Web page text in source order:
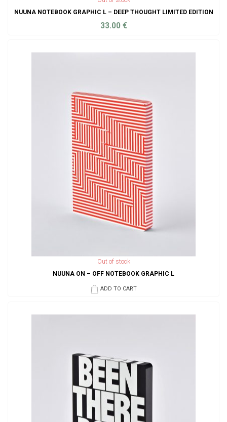
NUUNA NOTEBOOK GRAPHIC L – DEEP THOUGHT LIMITED EDITION
33.00 €
Out of stock
NUUNA ON – OFF NOTEBOOK GRAPHIC L
ADD TO CART